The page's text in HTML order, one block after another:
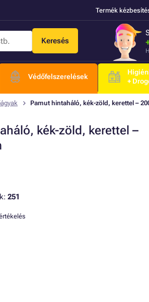
Termék
Keresés
Védőfelszerelések
+
Pamut hintaháló, kék-zöld, kerettel –
kék-zöld, kerettel –
251